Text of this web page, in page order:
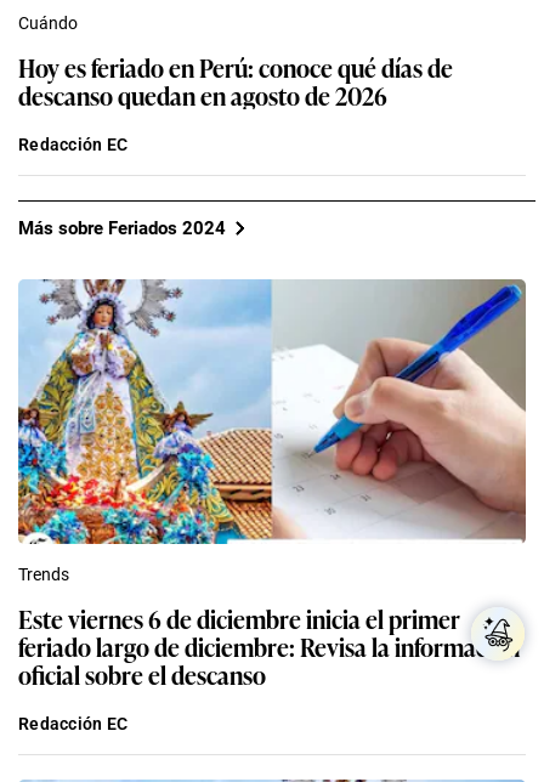
Cuándo
Hoy es feriado en Perú: conoce qué días de
descanso quedan en agosto de 2026
Redacción EC
Más sobre Feriados 2024
Trends
Este viernes 6 de diciembre inicia el primer
feriado largo de diciembre: Revisa la información
oficial sobre el descanso
Redacción EC